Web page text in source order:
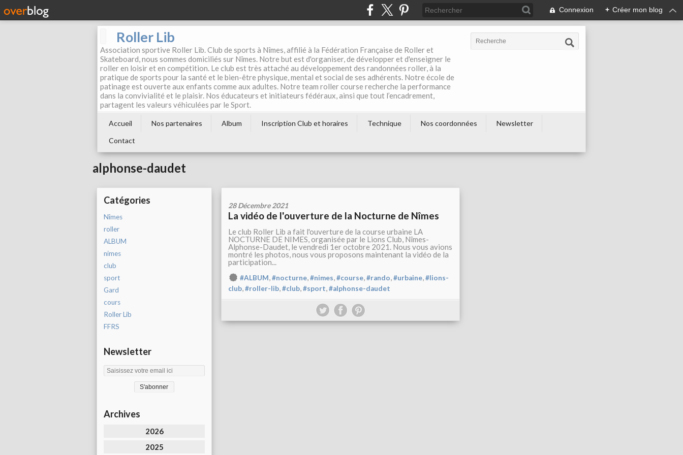
Connexion + Créer mon blog
Roller Lib
Association sportive Roller Lib. Club de sports à Nîmes, affilié à la Fédération Française de Roller et
Skateboard, nous sommes domiciliés sur Nîmes. Notre but est d'organiser, de développer et d'enseigner le
roller en loisir et en compétition. Le club est très attaché au développement des randonnées roller, à la
pratique de sports pour la santé et le bien-être physique, mental et social de ses adhérents. Notre école de
patinage est ouverte aux enfants comme aux adultes. Notre team roller course recherche la performance
dans la convivialité et le plaisir. Nos éducateurs et initiateurs fédéraux, ainsi que tout l’encadrement,
partagent les valeurs véhiculées par le Sport.
Accueil Nos partenaires Album Inscription Club et horaires Technique Nos coordonnées
Newsletter
Contact
alphonse-daudet
Catégories
Nîmes
roller
ALBUM
nimes
club
sport
Gard
cours
Roller Lib
FFRS
Newsletter
Archives
2026
2025
28 Décembre 2021
La vidéo de l'ouverture de la Nocturne de Nîmes
Le club Roller Lib a fait l'ouverture de la course urbaine LA
NOCTURNE DE NIMES, organisée par le Lions Club, Nîmes-
Alphonse-Daudet, le vendredi 1er octobre 2021. Nous vous avions
montré les photos, nous vous proposons maintenant la vidéo de la
participation...
#ALBUM,#nocturne,#nimes,#course,#rando,#urbaine,#lions-
club,#roller-lib,#club,#sport,#alphonse-daudet